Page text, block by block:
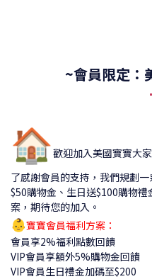
~會員限定：
🏠歡迎加入美國寶寶大
了感謝會員的支持，我們規劃
$50購物金、生日送$100購物
案，期待您的加入。
👶寶寶會員福利方案：
會員享2%福利點數回饋
VIP會員享額外5%購物金回饋
VIP會員生日禮金加碼至$200